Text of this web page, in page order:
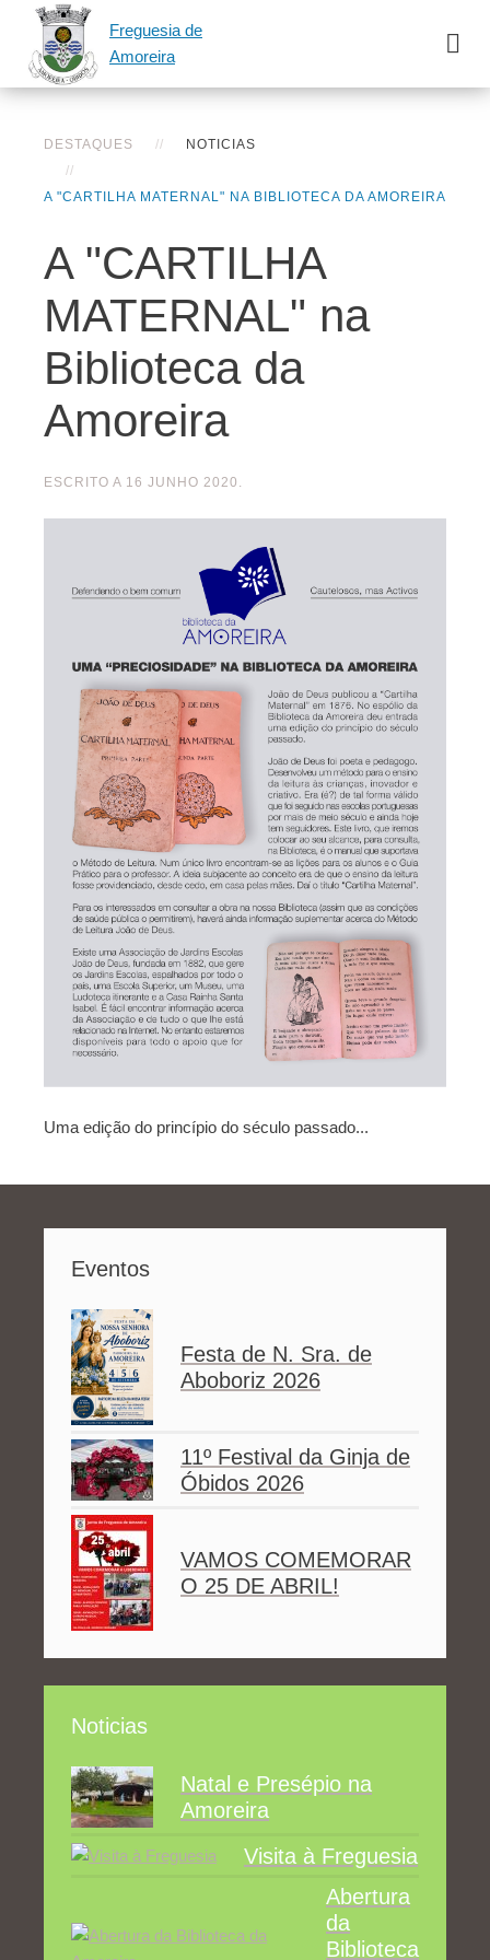
Freguesia de
Amoreira
DESTAQUES NOTICIAS
A "CARTILHA MATERNAL" NA BIBLIOTECA DA AMOREIRA
A "CARTILHA
MATERNAL" na
Biblioteca da
Amoreira
ESCRITO A 16 JUNHO 2020 .
Uma edição do princípio do século passado...
Eventos
Festa de N. Sra. de
Aboboriz 2026
11º Festival da Ginja de
Óbidos 2026
VAMOS COMEMORAR
O 25 DE ABRIL!
Noticias
Natal e Presépio na
Amoreira
Visita à Freguesia
Abertura
da
Biblioteca